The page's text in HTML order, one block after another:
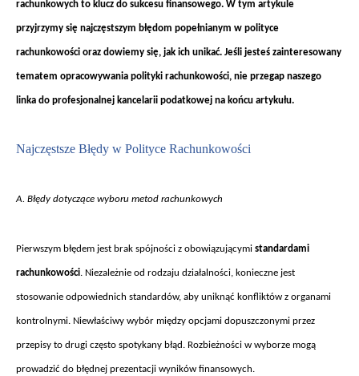
rachunkowych to klucz do sukcesu finansowego. W tym artykule
przyjrzymy się najczęstszym błędom popełnianym w polityce
rachunkowości oraz dowiemy się, jak ich unikać. Jeśli jesteś zainteresowany
tematem opracowywania polityki rachunkowości, nie przegap naszego
linka do profesjonalnej kancelarii podatkowej na końcu artykułu.
Najczęstsze Błędy w Polityce Rachunkowości
A. Błędy dotyczące wyboru metod rachunkowych
Pierwszym błędem jest brak spójności z obowiązującymi standardami
rachunkowości. Niezależnie od rodzaju działalności, konieczne jest
stosowanie odpowiednich standardów, aby uniknąć konfliktów z organami
kontrolnymi. Niewłaściwy wybór między opcjami dopuszczonymi przez
przepisy to drugi często spotykany błąd. Rozbieżności w wyborze mogą
prowadzić do błędnej prezentacji wyników finansowych.